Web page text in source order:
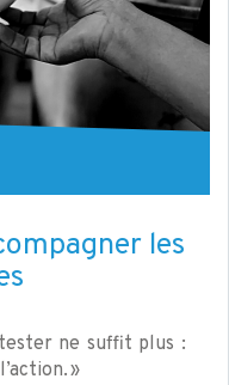
les
ne suffit plus :
»